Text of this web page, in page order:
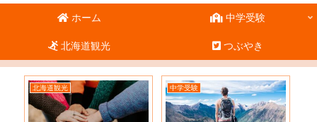
ホーム 中学受験
北海道観光 つぶやき
北海道観光 中学受験